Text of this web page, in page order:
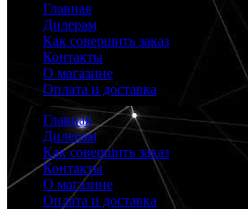
Главная
Дилерам
Как совершить заказ
Контакты
О магазине
Оплата и доставка
Главная
Дилерам
Как совершить заказ
Контакты
О магазине
Оплата и доставка